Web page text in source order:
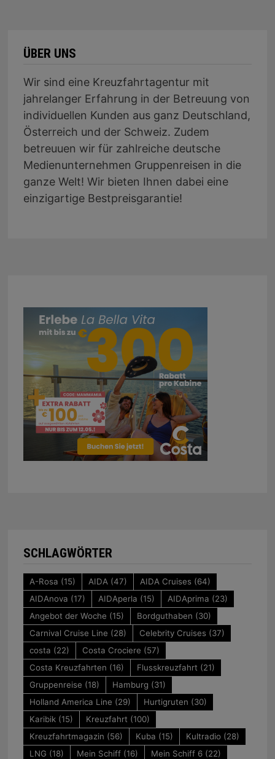
ÜBER UNS
Wir sind eine Kreuzfahrtagentur mit
jahrelanger Erfahrung in der Betreuung von
individuellen Kunden aus ganz Deutschland,
Österreich und der Schweiz. Zudem
betreuuen wir für zahlreiche deutsche
Medienunternehmen Gruppenreisen in die
ganze Welt! Wir bieten Ihnen dabei eine
einzigartige Bestpreisgarantie!
SCHLAGWÖRTER
A-Rosa (15) AIDA (47) AIDA Cruises (64)
AIDAnova (17) AIDAperla (15) AIDAprima (23)
Angebot der Woche (15) Bordguthaben (30)
Carnival Cruise Line (28) Celebrity Cruises (37)
costa (22) Costa Crociere (57)
Costa Kreuzfahrten (16) Flusskreuzfahrt (21)
Gruppenreise (18) Hamburg (31)
Holland America Line (29) Hurtigruten (30)
Karibik(15) Kreuzfahrt (100)
Kreuzfahrtmagazin (56) Kuba (15) Kultradio(28)
LNG (18) Mein Schiff(16) Mein Schiff 6(22)